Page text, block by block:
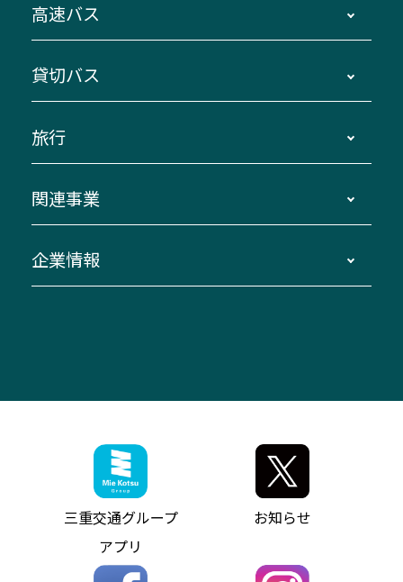
主要停留所案内図・時刻表
路線バスのご利用方法
三重交通接近情報バスロケーションシステム
ダイヤ改正情報
迂回・休止について
臨時バスについて
伊勢二見鳥羽周遊バスCANばす
「みえブルーライン」（三重大学病院直通バ
神都ライナー
ミジュマルのラッピングバス（鈴鹿管内）
参宮バス
神都バス
パールシャトル
バス情報の見える化
高速バス
南紀・VISON～横浜・東京・埼玉
伊賀～名古屋
南紀～VISON～名古屋
湯の山温泉～名古屋
桑名・長島温泉・金城ふ頭駅～中部国際空港
（休止中）
お客様駐車場のご案内
アイコンの説明
インターネット予約
よくあるご質問
お問い合わせ
貸切バス
貸切バスのご利用について
お問い合わせ
旅行
貸切バス団体旅行
美し国周遊ばす
関連事業
自家用自動車車両運行管理
ザ・バスコレクション三重交通バスセット
三重交通公式グッズ
企業情報
ファンコーナー
お問い合わせ
お知らせ・最新情報一覧
ニュースリリース
お問い合わせ
三重交通グループ
アプリ
お知らせ